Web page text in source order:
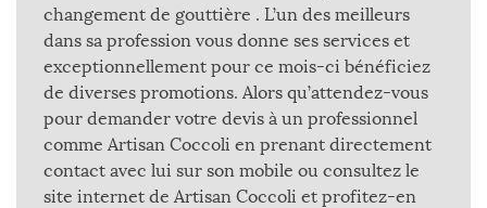
changement de gouttière . L’un des meilleurs
dans sa profession vous donne ses services et
exceptionnellement pour ce mois-ci bénéficiez
de diverses promotions. Alors qu’attendez-vous
pour demander votre devis à un professionnel
comme Artisan Coccoli en prenant directement
contact avec lui sur son mobile ou consultez le
site internet de Artisan Coccoli et profitez-en